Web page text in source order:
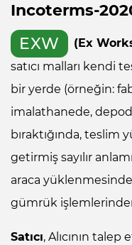
Incoterms-
EXW
(Ex
satıcı malları kendi
bir yerde (örneğin:
imalathanede,
bıraktığında,
getirmiş sayılır
araca
gümrük
Satıcı, Alıcının